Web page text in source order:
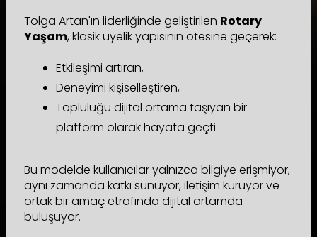
Tolga Artan'ın liderliğinde geliştirilen Rotary
Yaşam, klasik üyelik yapısının ötesine geçerek:
Etkileşimi artıran,
Deneyimi kişiselleştiren,
Topluluğu dijital ortama taşıyan bir
platform olarak hayata geçti.
Bu modelde kullanıcılar yalnızca bilgiye erişmiyor,
aynı zamanda katkı sunuyor, iletişim kuruyor ve
ortak bir amaç etrafında dijital ortamda
buluşuyor.